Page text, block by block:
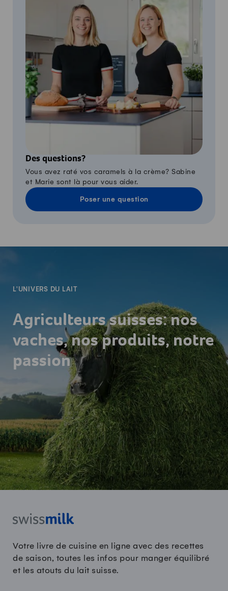
Des questions?
Vous avez raté vos caramels à la crème? Sabine
et Marie sont là pour vous aider.
Poser une question
L'UNIVERS DU LAIT
Agriculteurs suisses: nos
vaches, nos produits, notre
passion
Votre livre de cuisine en ligne avec des recettes
de saison, toutes les infos pour manger équilibré
et les atouts du lait suisse.